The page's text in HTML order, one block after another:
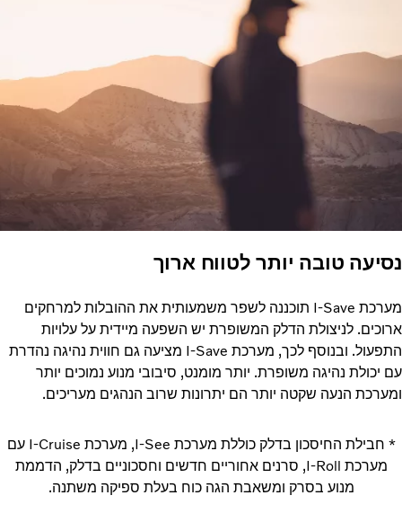
נסיעה טובה יותר לטווח ארוך
מערכת I-Save תוכננה לשפר משמעותית את ההובלות למרחקים
ארוכים. לניצולת הדלק המשופרת יש השפעה מיידית על עלויות
התפעול. ובנוסף לכך, מערכת I-Save מציעה גם חווית נהיגה נהדרת
עם יכולת נהיגה משופרת. יותר מומנט, סיבובי מנוע נמוכים יותר
ומערכת הנעה שקטה יותר הם יתרונות שרוב הנהגים מעריכים.
* חבילת החיסכון בדלק כוללת מערכת I-See, מערכת I-Cruise עם
מערכת I-Roll, סרנים אחוריים חדשים וחסכוניים בדלק‬, ‏‫הדממת
מנוע בסרק ו‏‫משאבת הגה כוח בעלת ספיקה משתנה‬.